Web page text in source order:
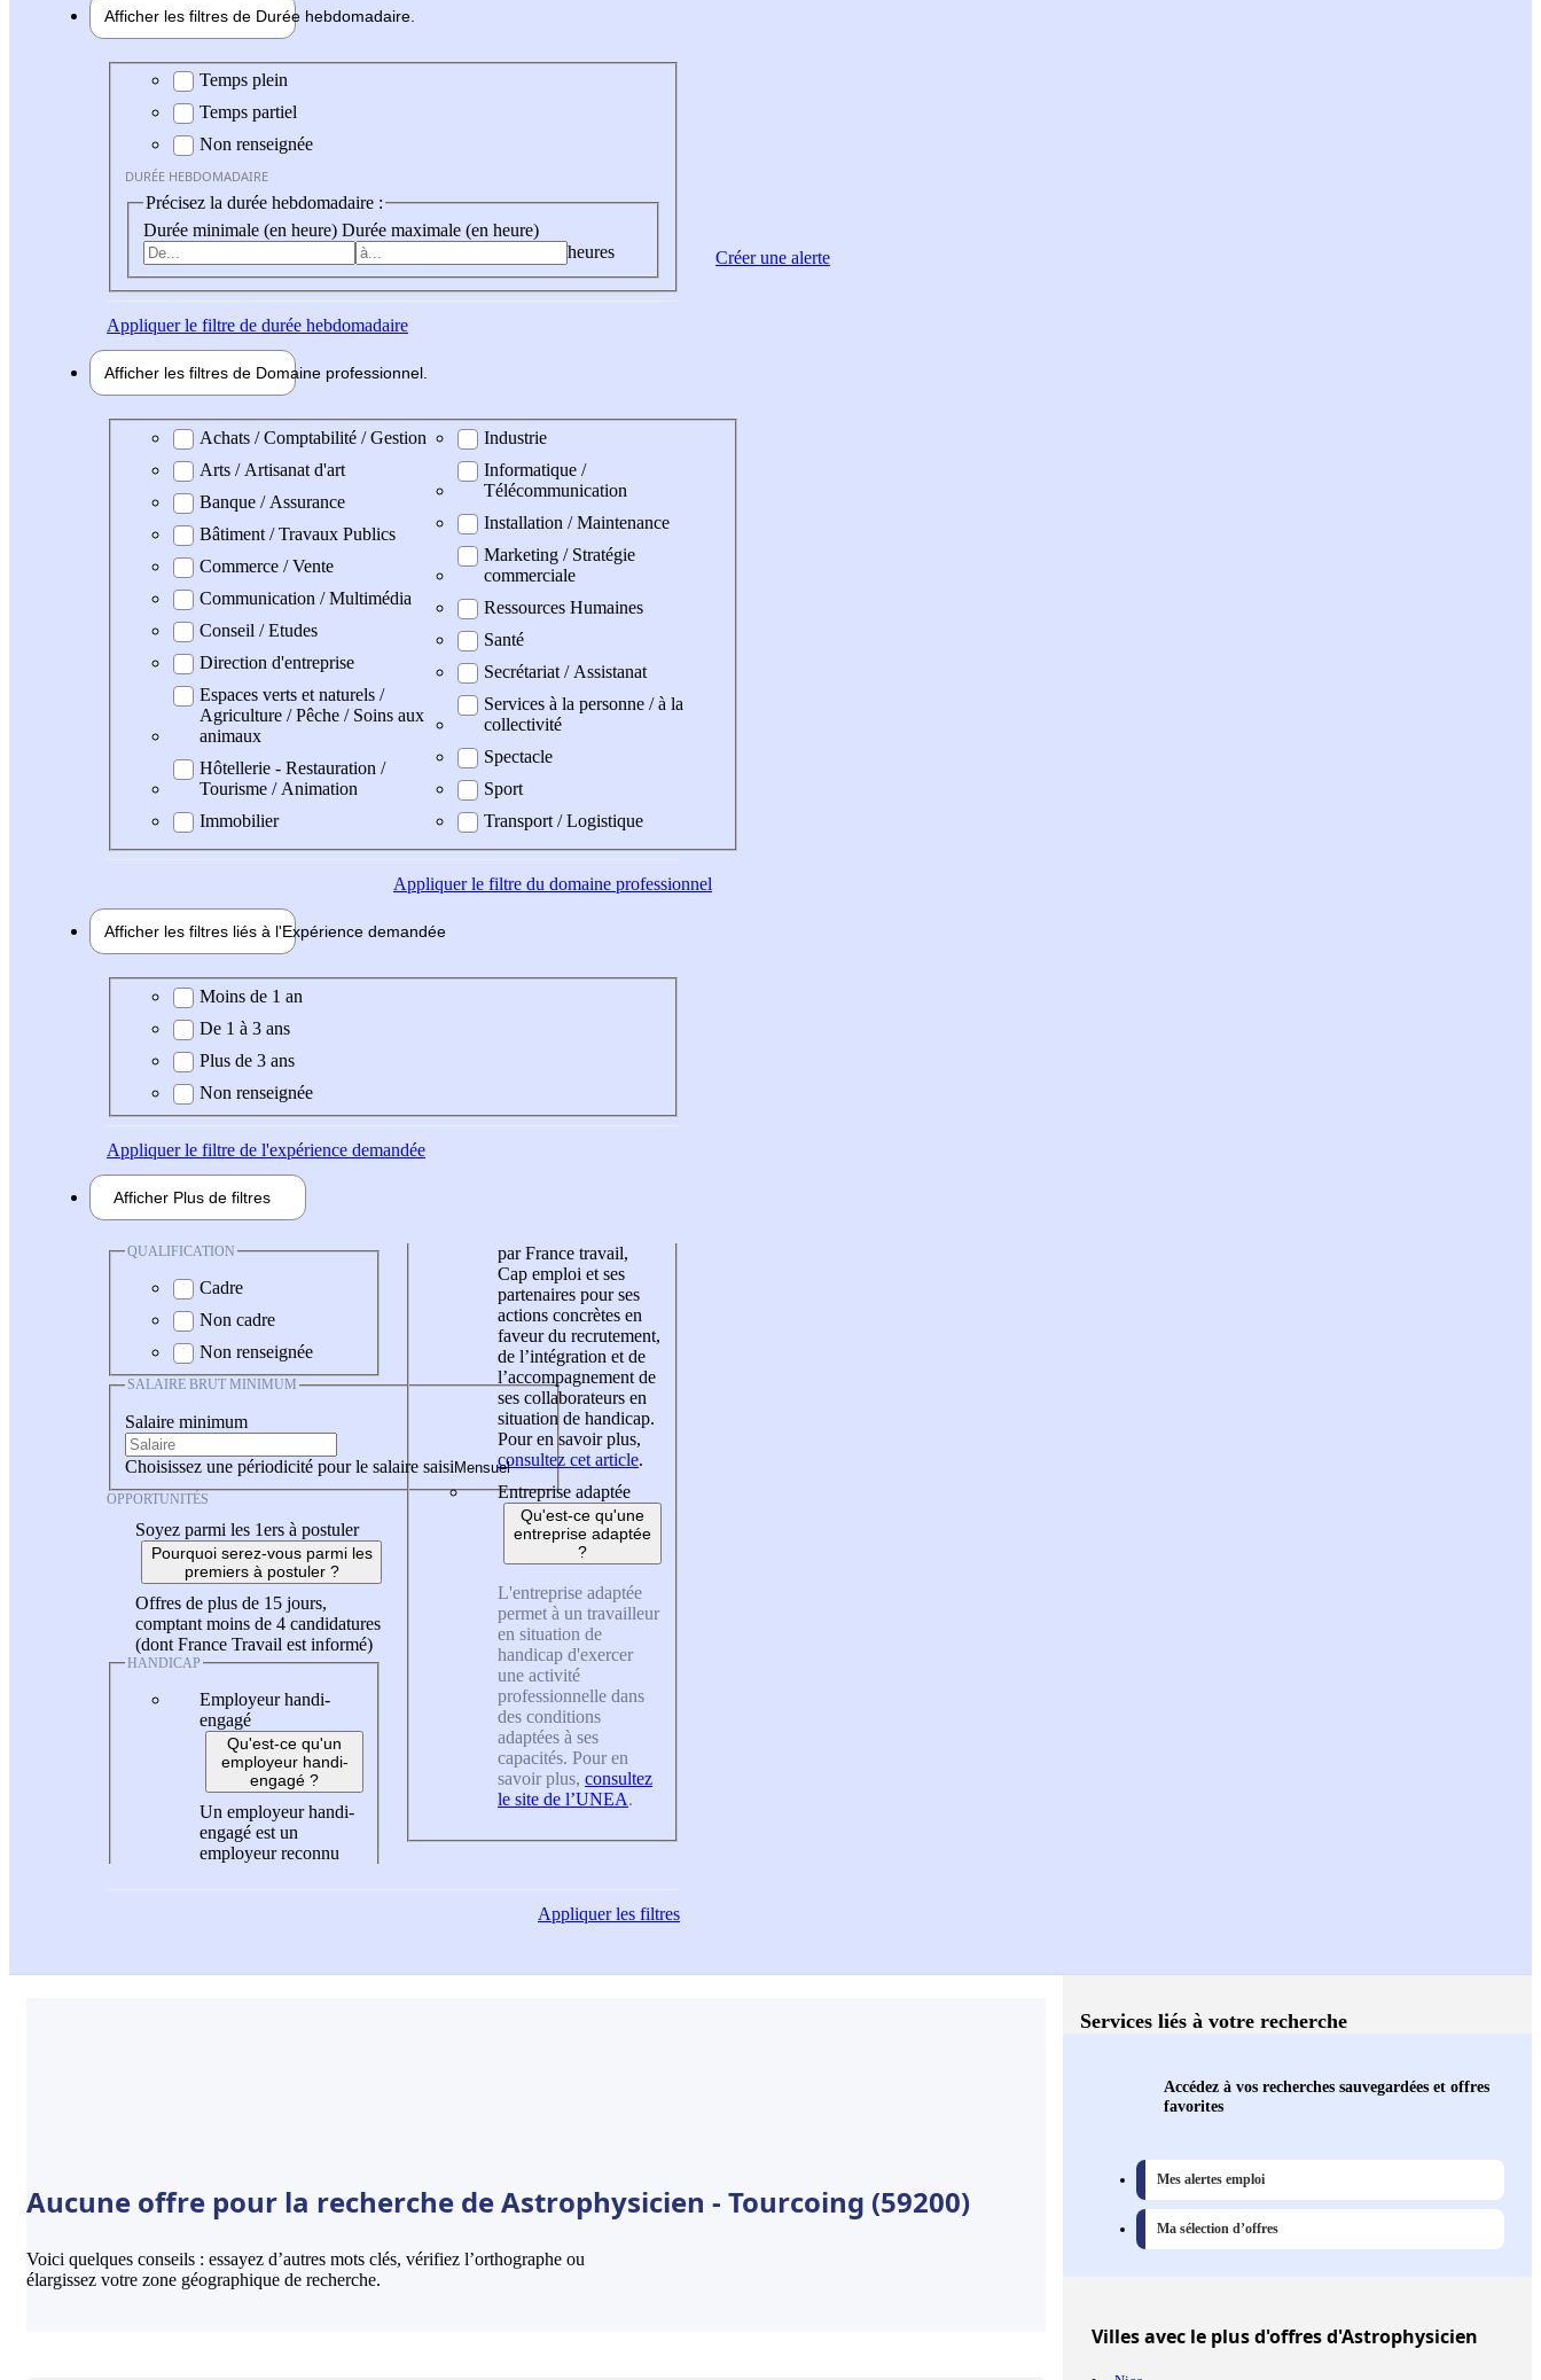
Afficher les filtres de Durée hebdomadaire
Durée hebdomadaire
Temps plein
Temps partiel
Non renseignée
DURÉE HEBDOMADAIRE
Précisez la durée hebdomadaire :
Durée minimale (en heure) Durée maximale (en heure)
heures
Appliquerle filtre de durée hebdomadaire
Afficher les filtres de Domaine professionnel
Domaine professionel
Achats / Comptabilité / Gestion
Arts / Artisanat d'art
Banque / Assurance
Bâtiment / Travaux Publics
Commerce / Vente
Communication / Multimédia
Conseil / Etudes
Direction d'entreprise
Espaces verts et naturels /
Agriculture / Pêche / Soins aux
animaux
Hôtellerie - Restauration /
Tourisme / Animation
Immobilier
Industrie
Informatique /
Télécommunication
Installation / Maintenance
Marketing / Stratégie
commerciale
Ressources Humaines
Santé
Secrétariat / Assistanat
Services à la personne / à la
collectivité
Spectacle
Sport
Transport / Logistique
Appliquerle filtre du domaine professionnel
Afficher les filtres liés à l'Expérience demandée
Expérience demandée
Moins de 1 an
De 1 à 3 ans
Plus de 3 ans
Non renseignée
Appliquerle filtre de l'expérience demandée
Afficher Plus de filtres
QUALIFICATION
Cadre
Non cadre
Non renseignée
SALAIRE BRUT MINIMUM
Salaire minimum
Choisissez une périodicité pour le salaire saisi
OPPORTUNITÉS
Soyez parmi les 1ers à postuler
Pourquoi serez-vous parmi les
premiers à postuler ?
Offres de plus de 15 jours,
comptant moins de 4 candidatures
(dont France Travail est informé)
HANDICAP
Employeur handi-
engagé
Qu'est-ce qu'un
employeur handi-
engagé ?
Un employeur handi-
engagé est un
employeur reconnu
par France travail,
Cap emploi et ses
partenaires pour ses
actions concrètes en
faveur du recrutement,
de l’intégration et de
l’accompagnement de
ses collaborateurs en
situation de handicap.
Pour en savoir plus,
consultez cet article.
Entreprise adaptée
Qu'est-ce qu'une
entreprise adaptée
?
L'entreprise adaptée
permet à un travailleur
en situation de
handicap d'exercer
une activité
professionnelle dans
des conditions
adaptées à ses
capacités. Pour en
savoir plus, consultez
le site de l’UNEA.
Appliquerles filtres
Créer une alerte
Aucune offre pour la recherche de Astrophysicien - Tourcoing (59200)
Voici quelques conseils : essayez d’autres mots clés, vérifiez l’orthographe ou
élargissez votre zone géographique de recherche.
Services liés à votre recherche
Accédez à vos recherches sauvegardées et offres
favorites
Mes alertes emploi
Ma sélection d’offres
Villesavec le plus d'offres d'Astrophysicien